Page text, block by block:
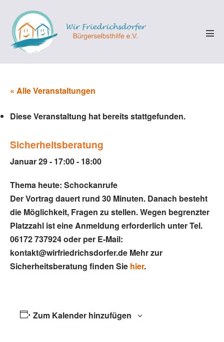
Inhalt
springen
« Alle Veranstaltungen
Diese Veranstaltung hat bereits stattgefunden.
Sicherheitsberatung
Januar 29 - 17:00- 18:00
Thema heute: Schockanrufe
Der Vortrag dauert rund 30 Minuten. Danach besteht
die Möglichkeit, Fragen zu stellen. Wegen begrenzter
Platzzahl ist eine Anmeldung erforderlich unter Tel.
06172 737924 oder per E-Mail:
kontakt@wirfriedrichsdorfer.de Mehr zur
Sicherheitsberatung finden Sie hier.
Zum Kalender hinzufügen